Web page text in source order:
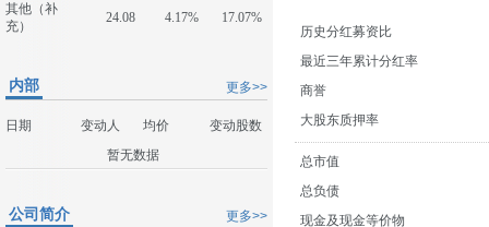
其他（补
充）
24.08 4.17% 17.07%
更多>>
内部
日期 变动人 均价
变动股数
暂无数据
更多>>
公司简介
历史分红募资比
最近三年累计分红率
商誉
大股东质押率
总市值
总负债
现金及现金等价物